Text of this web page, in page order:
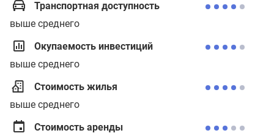
Транспортная доступность
выше среднего
Окупаемость инвестиций
выше среднего
Стоимость жилья
выше среднего
Стоимость аренды